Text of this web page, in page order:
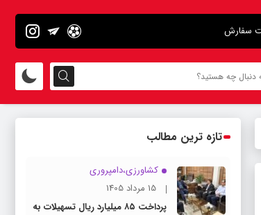
سفارش
تازه ترین مطالب
کشاورزی،دامپروری
15 مرداد 1405
پرداخت ۸۵ میلیارد ریال تسهیلات به